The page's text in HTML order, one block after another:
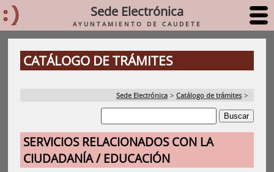
Sede Electrónica
AYUNTAMIENTO DE CAUDETE
CATÁLOGO DE TRÁMITES
Sede Electrónica > Catálogo de trámites >
SERVICIOS RELACIONADOS CON LA
CIUDADANÍA / EDUCACIÓN